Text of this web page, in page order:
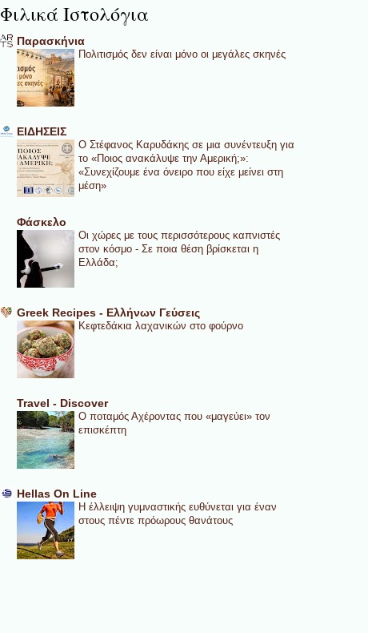
Φιλικά Ιστολόγια
Παρασκήνια
Πολιτισμός δεν είναι μόνο οι μεγάλες σκηνές
ΕΙΔΗΣΕΙΣ
Ο Στέφανος Καρυδάκης σε μια συνέντευξη για
το «Ποιος ανακάλυψε την Αμερική;»:
«Συνεχίζουμε ένα όνειρο που είχε μείνει στη
μέση»
Φάσκελο
Οι χώρες με τους περισσότερους καπνιστές
στον κόσμο - Σε ποια θέση βρίσκεται η
Ελλάδα;
Greek Recipes - Ελλήνων Γεύσεις
Κεφτεδάκια λαχανικών στο φούρνο
Travel - Discover
Ο ποταμός Αχέροντας που «μαγεύει» τον
επισκέπτη
Hellas On Line
Η έλλειψη γυμναστικής ευθύνεται για έναν
στους πέντε πρόωρους θανάτους